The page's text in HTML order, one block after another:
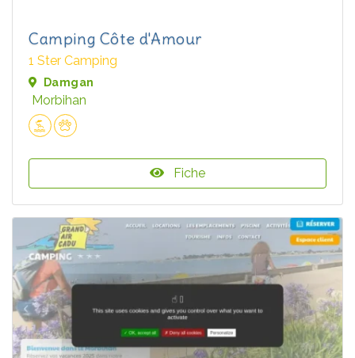
Camping Côte d'Amour
1 Ster Camping
Damgan
Morbihan
Fiche